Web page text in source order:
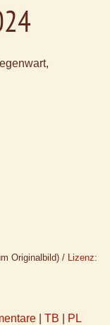
Originalbild) / Lizenz:
TB PL